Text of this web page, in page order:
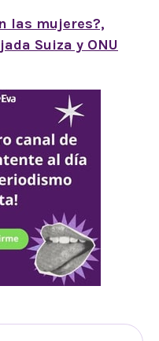
las mujeres?,
Suiza y ONU